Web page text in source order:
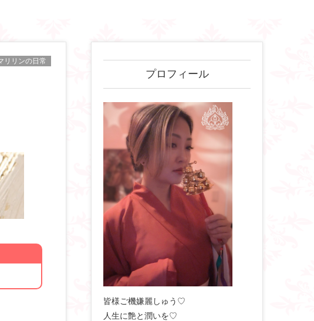
リリンの日常
プロフィール
皆様ご機嫌麗しゅう♡
人生に艶と潤いを♡